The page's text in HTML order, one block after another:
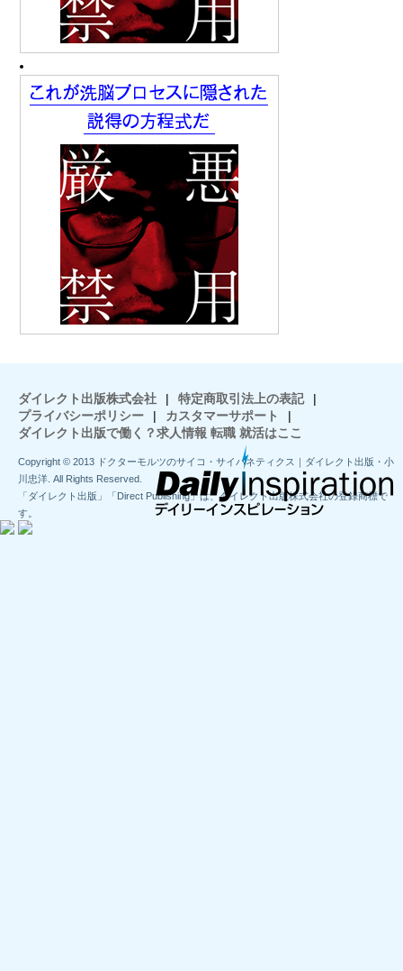
ダイレクト出版株式会社 | 特定商取引法上の表記
|
プライバシーポリシー
| カスタマーサポート
|
ダイレクト出版で働く？求人情報 転職 就活はここ
Copyright © 2013 ドクターモルツのサイコ・サイバネティクス｜ダイレクト出版・小
川忠洋. All Rights Reserved.
「ダイレクト出版」「Direct Publishing」は、ダイレクト出版株式会社の登録商標で
す。